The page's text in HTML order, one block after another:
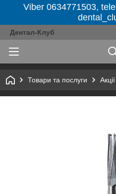
Viber 0634771503,
Дентал-Клуб
Товари та послуги Акції